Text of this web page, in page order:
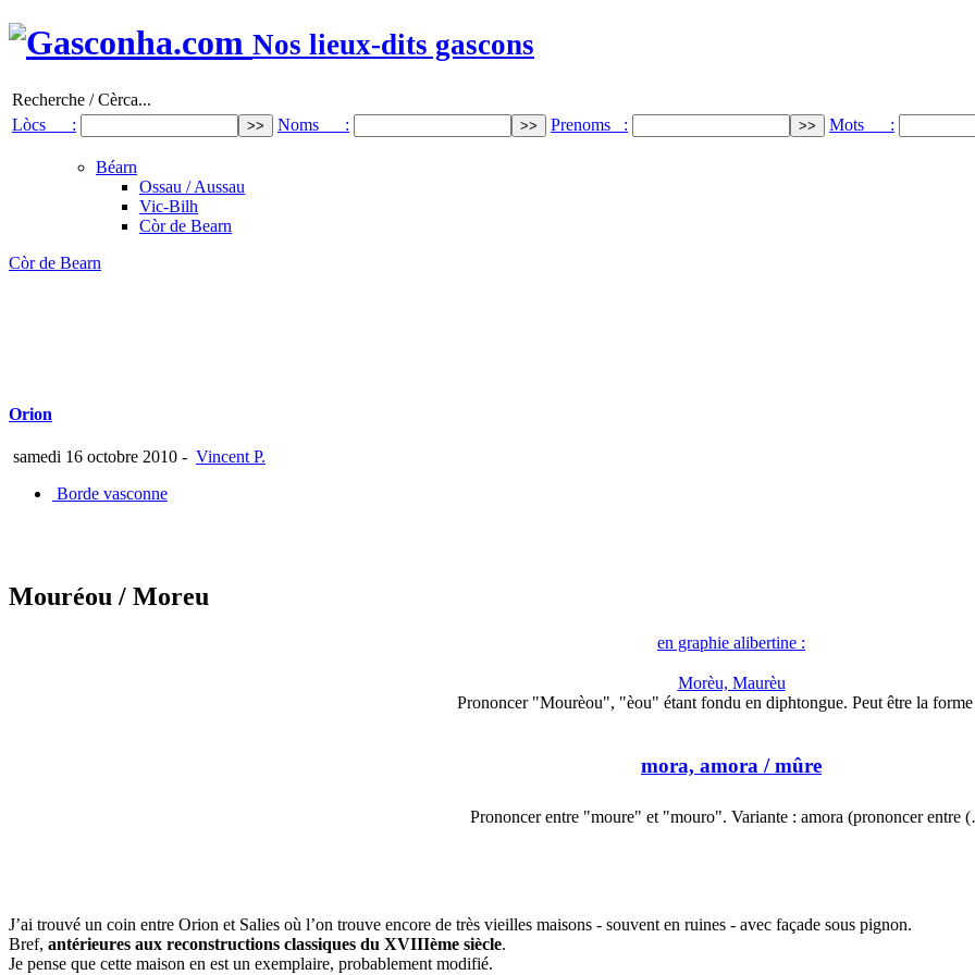
Nos lieux-dits gascons
Recherche / Cèrca...
Lòcs :
Noms : Prenoms : Mots :
Béarn
Ossau / Aussau
Vic-Bilh
Còr de Bearn
Còr de Bearn
Orion
samedi 16 octobre 2010 - Vincent P.
Borde vasconne
Mouréou / Moreu
en graphie alibertine :
Morèu, Maurèu
Prononcer "Mourèou", "èou" étant fondu en diphtongue. Peut être la
mora, amora / mûre
Prononcer entre "moure" et "mouro". Variante : amora (prononcer entre
J’ai trouvé un coin entre Orion et Salies où l’on trouve encore de très vieilles maisons - souvent en ruines - avec façade sous pignon.
Bref, antérieures aux reconstructions classiques du XVIIIème siècle.
Je pense que cette maison en est un exemplaire, probablement modifié.